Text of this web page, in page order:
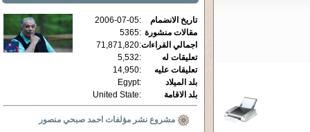
تاريخ الانضمام :
2006-07-05
مقالات منشورة :
5365
اجمالي القراءات:
71,871,820
تعليقات له
:
5,532
تعليقات عليه
:
14,950
بلد الميلاد
:
Egypt
بلد الاقامة
:
United State
مشروع نشر مؤلفات احمد صبحي منصور